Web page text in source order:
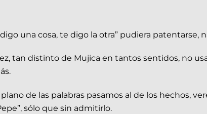
digo una cosa, te digo la otra” pudiera
tan distinto de Mujica en tantos sentidos, no
de las palabras pasamos al de los hechos,
sólo que sin admitirlo.